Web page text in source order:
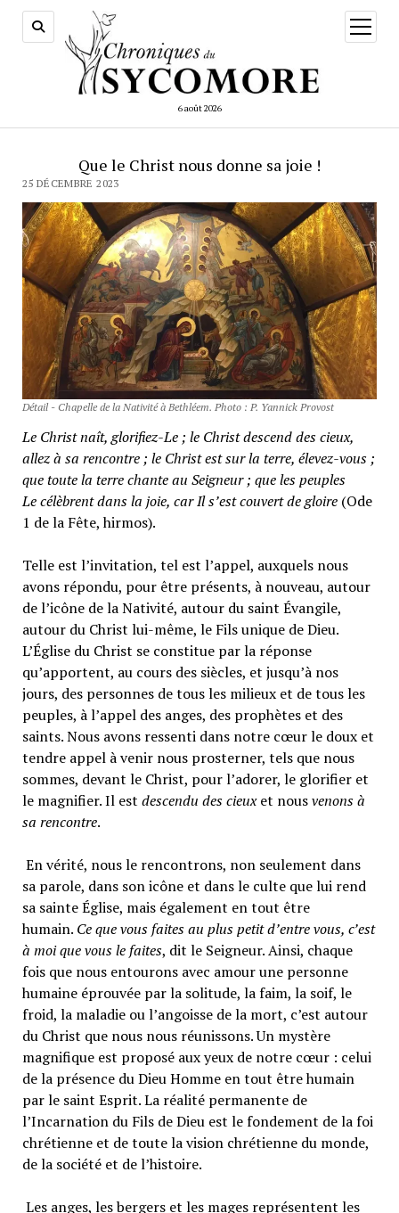
6 août 2026
ouvrir
menu
Que le Christ nous donne sa joie !
25 DÉCEMBRE 2023
Détail - Chapelle de la Nativité à Bethléem. Photo : P. Yannick Provost
Le Christ naît, glorifiez-Le ; le Christ descend des cieux,
allez à sa rencontre ; le Christ est sur la terre, élevez-vous ;
que toute la terre chante au Seigneur ; que les peuples
Le célèbrent dans la joie, car Il s’est couvert de gloire(Ode
1 de la Fête, hirmos).
Telle est l’invitation, tel est l’appel, auxquels nous
avons répondu, pour être présents, à nouveau, autour
de l’icône de la Nativité, autour du saint Évangile,
autour du Christ lui-même, le Fils unique de Dieu.
L’Église du Christ se constitue par la réponse
qu’apportent, au cours des siècles, et jusqu’à nos
jours, des personnes de tous les milieux et de tous les
peuples, à l’appel des anges, des prophètes et des
saints. Nous avons ressenti dans notre cœur le doux et
tendre appel à venir nous prosterner, tels que nous
sommes, devant le Christ, pour l’adorer, le glorifier et
le magnifier. Il est descendu des cieuxet nousvenons à
sa rencontre.
En vérité, nous le rencontrons, non seulement dans
sa parole, dans son icône et dans le culte que lui rend
sa sainte Église, mais également en tout être
humain. Ce que vous faites au plus petit d’entre vous, c’est
à moi que vous le faites, dit le Seigneur. Ainsi, chaque
fois que nous entourons avec amour une personne
humaine éprouvée par la solitude, la faim, la soif, le
froid, la maladie ou l’angoisse de la mort, c’est autour
du Christ que nous nous réunissons. Un mystère
magnifique est proposé aux yeux de notre cœur : celui
de la présence du Dieu Homme en tout être humain
par le saint Esprit. La réalité permanente de
l’Incarnation du Fils de Dieu est le fondement de la foi
chrétienne et de toute la vision chrétienne du monde,
de la société et de l’histoire.
Les anges, les bergers et les mages représentent les